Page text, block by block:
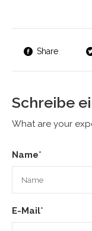
Share
Schreibe
What are your
Name*
E-Mail*